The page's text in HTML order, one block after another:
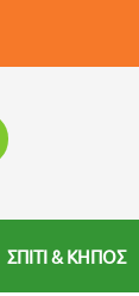
ΣΠΙΤΙ & ΚΗΠΟΣ